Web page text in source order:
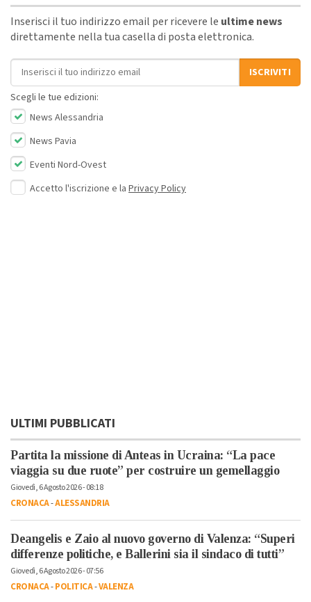
Inserisci il tuo indirizzo email per ricevere le ultime news
direttamente nella tua casella di posta elettronica.
Indirizzo email
ISCRIVITI
Scegli le tue edizioni:
News Alessandria
News Pavia
Eventi Nord-Ovest
Accetto l'iscrizione e la Privacy Policy
ULTIMI PUBBLICATI
Partita la missione di Anteas in Ucraina: “La pace
viaggia su due ruote” per costruire un gemellaggio
Giovedì, 6 Agosto 2026 - 08:18
CRONACA-ALESSANDRIA
Deangelis e Zaio al nuovo governo di Valenza: “Superi
differenze politiche, e Ballerini sia il sindaco di tutti”
Giovedì, 6 Agosto 2026 - 07:56
CRONACA-POLITICA-VALENZA